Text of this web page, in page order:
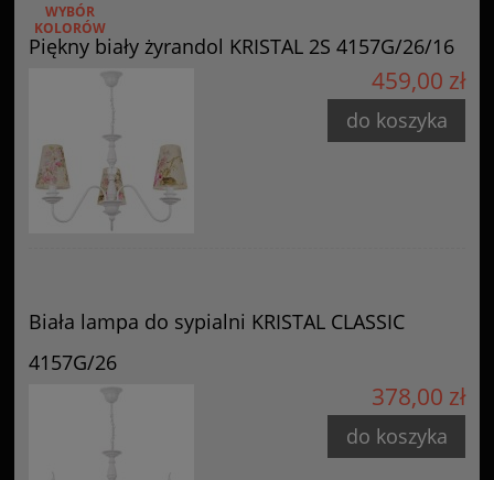
Piękny biały żyrandol KRISTAL 2S 4157G/26/16
WYBÓR
KOLORÓW
459,00 zł
do koszyka
Biała lampa do sypialni KRISTAL CLASSIC
4157G/26
378,00 zł
do koszyka